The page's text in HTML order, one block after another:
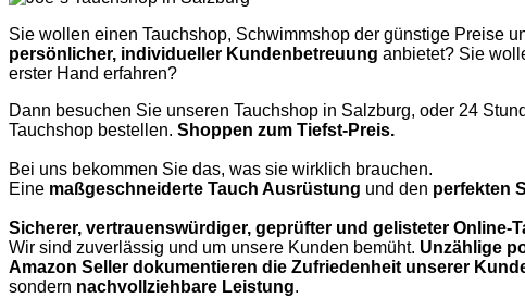
Sie wollen einen Tauchshop, Schwimmshop der günstige Preise
persönlicher, individueller Kundenbetreuung anbietet? Sie
erster Hand erfahren?
Dann besuchen Sie unseren Tauchshop in Salzburg, oder 24
Tauchshop bestellen. Shoppen zum Tiefst-Preis.
Bei uns bekommen Sie das, was sie wirklich brauchen.
Eine maßgeschneiderte Tauch Ausrüstung und den perfekten
Sicherer, vertrauenswürdiger, geprüfter und gelisteter Online-
Wir sind zuverlässig und um unsere Kunden bemüht. Unzählige
Amazon Seller dokumentieren die Zufriedenheit unserer
sondern nachvollziehbare Leistung.